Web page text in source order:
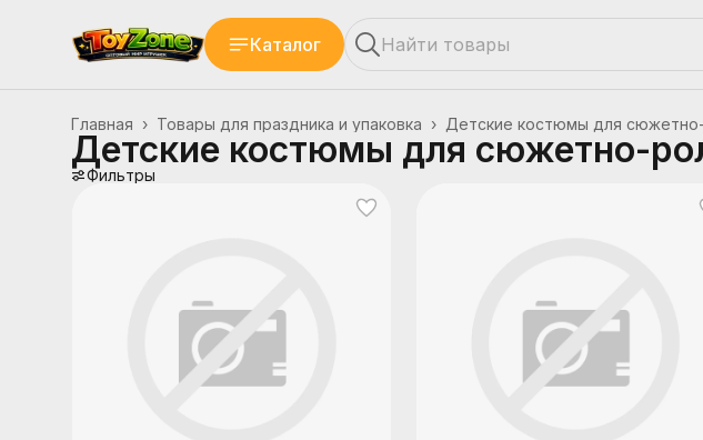
Каталог
Детские костюмы для
Товары для праздника и упаковка ›
Главная ›
Детские костюмы для сюжетно-
Фильтры